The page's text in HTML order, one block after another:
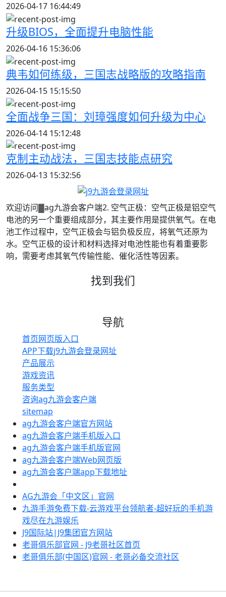
2026-04-17 16:44:49
升级BIOS，全面提升电脑性能
2026-04-16 15:36:06
典韦如何练级，三国志战略版的攻略指南
2026-04-15 15:15:50
全面战争三国：刘璋强度如何升级为中心
2026-04-14 15:12:48
克制主动战法，三国志技能点研究
2026-04-13 15:32:56
欢迎访问▓ag九游会客户端2. 空气正极：空气正极是铝空气
电池的另一个重要组成部分，其主要作用是提供氧气。在电
池工作过程中，空气正极会与铝负极反应，将氧气还原为
水。空气正极的设计和材料选择对电池性能也有着重要影
响，需要考虑其氧气传输性能、催化活性等因素。
找到我们
导航
首页网页版入口
APP下载j9九游会登录网址
产品展示
游戏资讯
服务类型
咨询ag九游会客户端
sitemap
ag九游会客户端官方网站
ag九游会客户端手机版入口
ag九游会客户端手机版官网
ag九游会客户端Web网页版
ag九游会客户端app下载地址
AG九游会「中文区」官网
九游手游免费下载-云游戏平台领航者-超好玩的手机游
戏尽在九游娱乐
J9国际站|J9集团官方网站
老哥俱乐部官网 - J9老哥社区首页
老哥俱乐部(中国区)官网 - 老哥必备交流社区